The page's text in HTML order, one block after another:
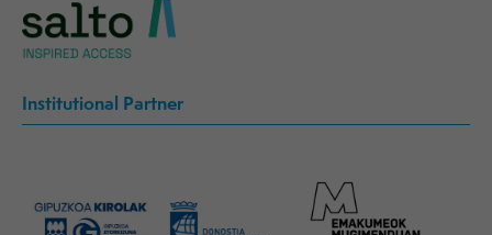
Institutional Partner